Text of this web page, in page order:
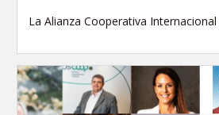
La Alianza Cooperativa Internacional